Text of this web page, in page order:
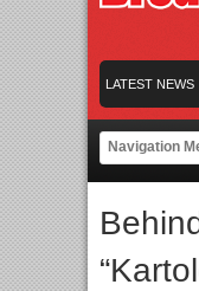
LATEST NEWS
Jakarta dengan Ribuan
Gerbang Inovasi dan
Perpaduan Warisan Dan
Jakarta dengan Ribuan